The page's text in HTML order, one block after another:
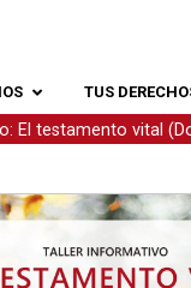
TUS
El testamento vital